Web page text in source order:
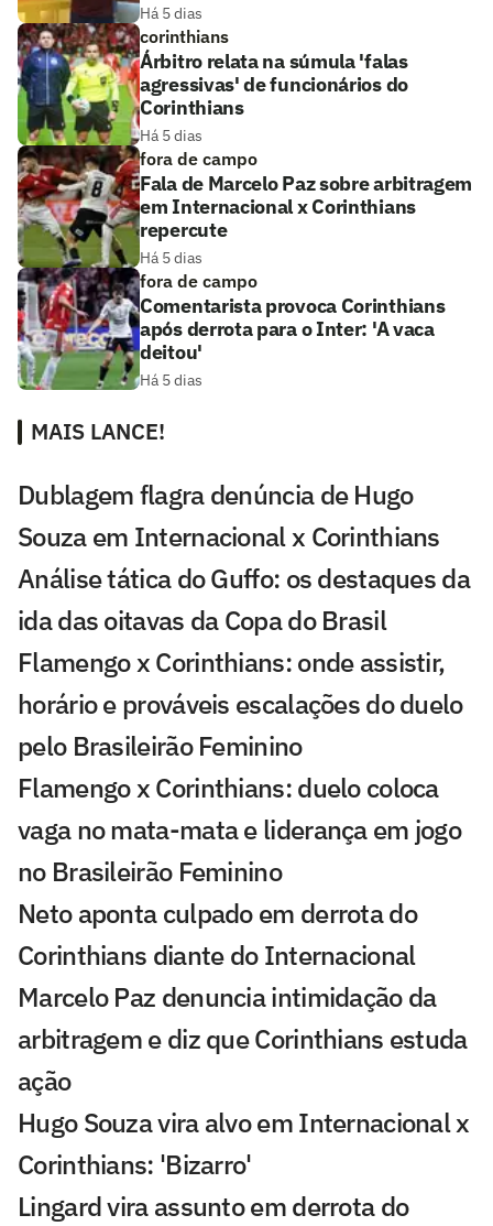
Há 5 dias
corinthians
Árbitro relata na súmula 'falas
agressivas' de funcionários do
Corinthians
Há 5 dias
fora de campo
Fala de Marcelo Paz sobre arbitragem
em Internacional x Corinthians
repercute
Há 5 dias
fora de campo
Comentarista provoca Corinthians
após derrota para o Inter: 'A vaca
deitou'
Há 5 dias
MAIS LANCE!
Dublagem flagra denúncia de Hugo
Souza em Internacional x Corinthians
Análise tática do Guffo: os destaques da
ida das oitavas da Copa do Brasil
Flamengo x Corinthians: onde assistir,
horário e prováveis escalações do duelo
pelo Brasileirão Feminino
Flamengo x Corinthians: duelo coloca
vaga no mata-mata e liderança em jogo
no Brasileirão Feminino
Neto aponta culpado em derrota do
Corinthians diante do Internacional
Marcelo Paz denuncia intimidação da
arbitragem e diz que Corinthians estuda
ação
Hugo Souza vira alvo em Internacional x
Corinthians: 'Bizarro'
Lingard vira assunto em derrota do